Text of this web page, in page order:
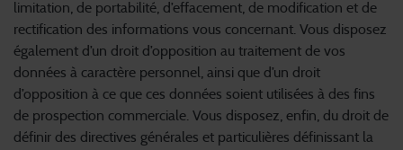
limitation, de portabilité, d’effacement, de modification et de
rectification des informations vous concernant. Vous disposez
également d’un droit d’opposition au traitement de vos
données à caractère personnel, ainsi que d’un droit
d’opposition à ce que ces données soient utilisées à des fins
de prospection commerciale. Vous disposez, enfin, du droit de
définir des directives générales et particulières définissant la